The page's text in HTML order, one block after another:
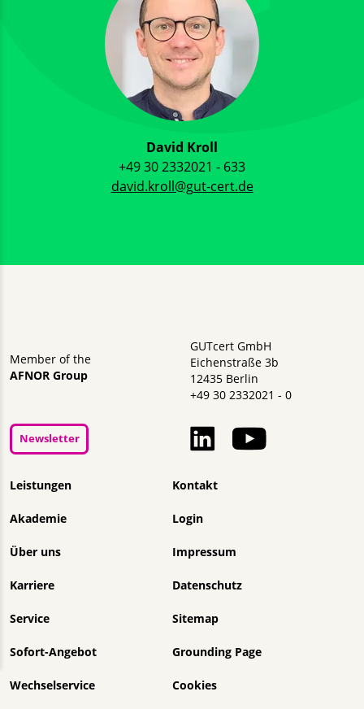
David Kroll
+49 30 2332021 - 633
david.kroll@gut-cert.de
Member of the
AFNOR Group
GUTcert GmbH
Eichenstraße 3b
12435 Berlin
+49 30 2332021 - 0
Navigation überspringen
Leistungen
Akademie
Über uns
Karriere
Service
Sofort-Angebot
Wechselservice
Kontakt
Login
Impressum
Datenschutz
Sitemap
Grounding Page
Cookies
Newsletter